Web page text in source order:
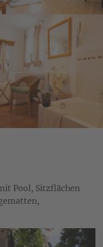
Pool, Sitzflächen